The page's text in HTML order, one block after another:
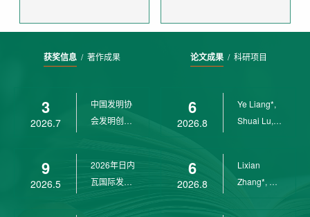
获奖信息/ 著作成果
3
2026.7
中国发明协
会发明创业
9
2026.5
2026年日内
瓦国际发明
论文成果/ 科研项目
6
2026.8
Ye Liang*,
Shuai Lu,
6
2026.8
Lixian
Zhang*, Ye